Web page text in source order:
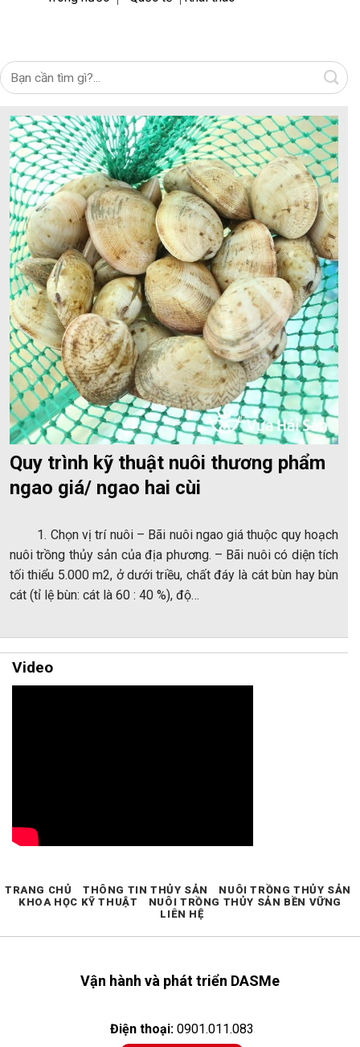
Quy trình kỹ thuật nuôi thương phẩm
ngao giá/ ngao hai cùi
1. Chọn vị trí nuôi – Bãi nuôi ngao giá thuộc quy hoạch
nuôi trồng thủy sản của địa phương. – Bãi nuôi có diện tích
tối thiểu 5.000 m2, ở dưới triều, chất đáy là cát bùn hay bùn
cát (tỉ lệ bùn: cát là 60 : 40 %), độ…
Video
Vận hành và phát triển DASMe
Điện thoại: 0901.011.083
TRANG CHỦ THÔNG TIN THỦY SẢN
NUÔI TRỒNG THỦY SẢN
KHOA HỌC KỸ THUẬT
NUÔI TRỒNG THỦY SẢN BỀN VỮNG
LIÊN HỆ